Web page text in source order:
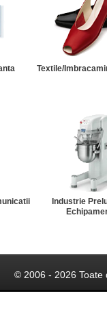
Textile/
Industrie
© 2006 - 2026